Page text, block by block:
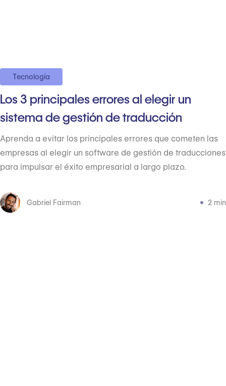
Tecnología
Los 3 principales errores al elegir un
sistema de gestión de traducción
Aprenda a evitar los principales errores que cometen las
empresas al elegir un software de gestión de traducciones
para impulsar el éxito empresarial a largo plazo.
Gabriel Fairman 2 min